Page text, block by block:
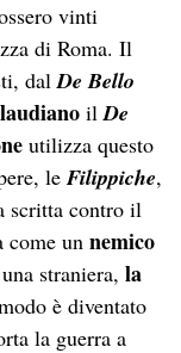
vinti
di Roma. Il
dalDe Bello
il De
utilizza questo
le Filippiche,
scritta contro il
come unnemico
straniera, la
è diventato
la guerra a